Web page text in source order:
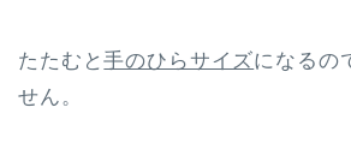
たたむと手のひらサイズになるの
せん。